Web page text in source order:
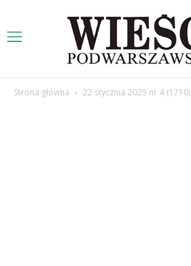
Strona główna 22 stycznia 2025 nr 4 (1710)